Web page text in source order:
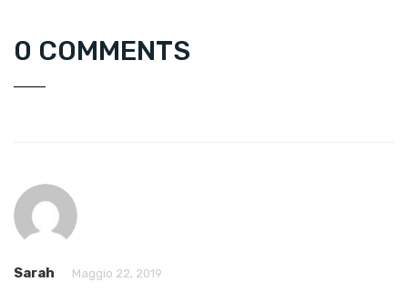
0 COMMENTS
Sarah Maggio 22, 2019